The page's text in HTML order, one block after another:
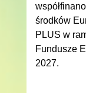
środków
PLUS w
Fundusze
2027.